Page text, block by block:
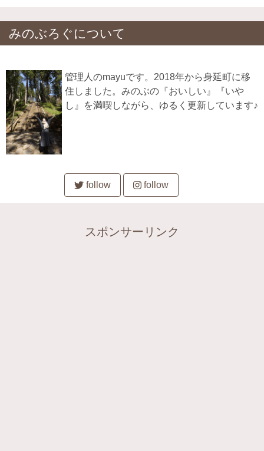
みのぶろぐについて
管理人のmayuです。2018年から身延町に移
住しました。みのぶの『おいしい』『いや
し』を満喫しながら、ゆるく更新しています♪
follow follow
スポンサーリンク